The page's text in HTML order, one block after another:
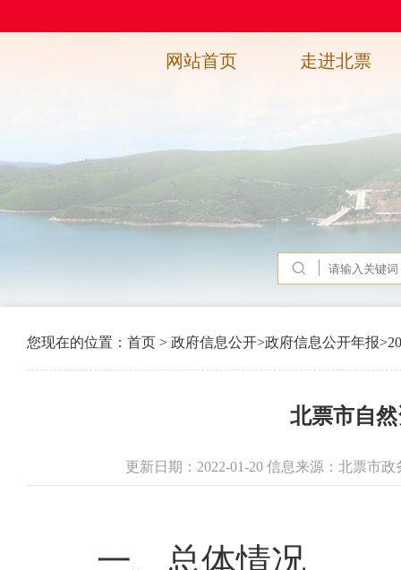
网站首页 走进北票
您现在的位置： 首页 > 政府信息公开>政府信息公开年报>
北票市自
更新日期：2022-01-20 信息来源：北票市
一、总体情况